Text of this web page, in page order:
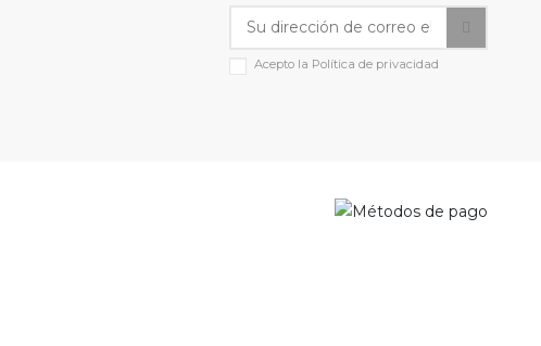
Acepto la Política de privacidad